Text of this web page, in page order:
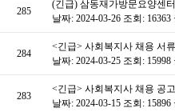
285
(긴급) 삼동재가방문요양센
날짜: 2024-03-26 조회: 16363
284
<긴급> 사회복지사 채용 서
날짜: 2024-03-25 조회: 15998
283
<긴급> 사회복지사 채용 공고
날짜: 2024-03-15 조회: 15896